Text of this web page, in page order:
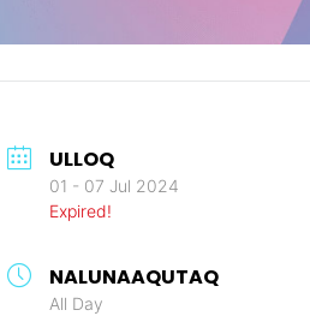
ULLOQ
01 - 07 Jul 2024
Expired!
NALUNAAQUTAQ
All Day